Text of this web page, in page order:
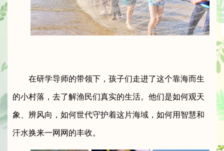
在研学导师的带领下，孩子们走进了这个靠海而生
的小村落，去了解渔民们真实的生活。他们是如何观天
象、辨风向，如何世代守护着这片海域，如何用智慧和
汗水换来一网网的丰收。